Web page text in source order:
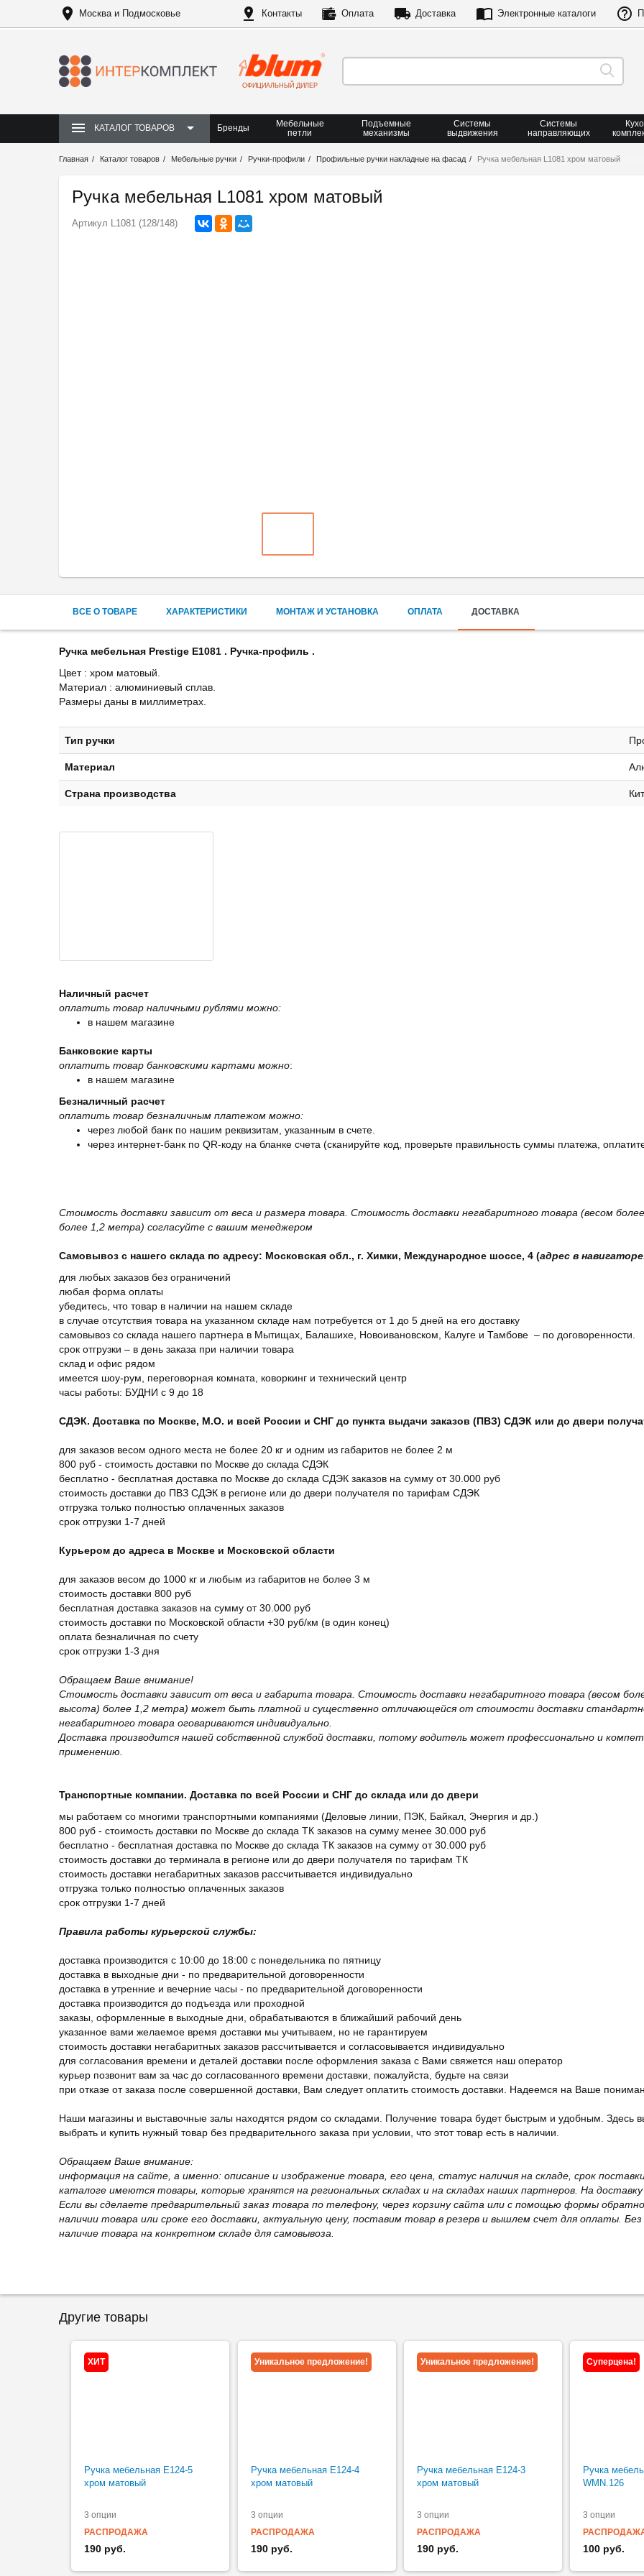
Москва и Подмосковье Контакты Оплата Доставка Электронные каталоги
ОФИЦИАЛЬНЫЙ ДИЛЕР
КАТАЛОГ ТОВАРОВ Бренды
Мебельные
петли
Подъемные
механизмы
Системы
выдвижения
Системы
направляющих
Главная Каталог товаров Мебельные ручки Ручки-профили Профильные ручки накладные на фасад Ручка мебельная L1081 хром матовый
Ручка мебельная L1081 хром матовый
Артикул L1081 (128/148)
ВСЕ О ТОВАРЕ ХАРАКТЕРИСТИКИ МОНТАЖ И УСТАНОВКА ОПЛАТА ДОСТАВКА
Ручка мебельная Prestige Е1081 . Ручка-профиль .
Цвет : хром матовый.
Материал : алюминиевый сплав.
Размеры даны в миллиметрах.
Тип ручки
Материал
Страна производства
Наличный расчет
оплатить товар наличными рублями можно:
в нашем магазине
Банковские карты
оплатить товар банковскими картами можно:
в нашем магазине
Безналичный расчет
оплатить товар безналичным платежом можно:
через любой банк по нашим реквизитам, указанным в счете.
через интернет-банк по QR-коду на бланке счета (сканируйте код, проверьте правильность суммы платежа,
Стоимость доставки зависит от веса и размера товара. Стоимость доставки негабаритного товара (весом
более 1,2 метра) согласуйте с вашим менеджером
Самовывоз с нашего склада по адресу: Московская обл., г. Химки, Международное шоссе, 4 (адрес в
для любых заказов без ограничений
любая форма оплаты
убедитесь, что товар в наличии на нашем складе
в случае отсутствия товара на указанном складе нам потребуется от 1 до 5 дней на его доставку
самовывоз со склада нашего партнера в Мытищах, Балашихе, Новоивановском, Калуге и Тамбове – по договоренности.
срок отгрузки – в день заказа при наличии товара
склад и офис рядом
имеется шоу-рум, переговорная комната, коворкинг и технический центр
часы работы: БУДНИ с 9 до 18
СДЭК. Доставка по Москве, М.О. и всей России и СНГ до пункта выдачи заказов (ПВЗ) СДЭК или до двери
для заказов весом одного места не более 20 кг и одним из габаритов не более 2 м
800 руб - стоимость доставки по Москве до склада СДЭК
бесплатно - бесплатная доставка по Москве до склада СДЭК заказов на сумму от 30.000 руб
стоимость доставки до ПВЗ СДЭК в регионе или до двери получателя по тарифам СДЭК
отгрузка только полностью оплаченных заказов
срок отгрузки 1-7 дней
Курьером до адреса в Москве и Московской области
для заказов весом до 1000 кг и любым из габаритов не более 3 м
стоимость доставки 800 руб
бесплатная доставка заказов на сумму от 30.000 руб
стоимость доставки по Московской области +30 руб/км (в один конец)
оплата безналичная по счету
срок отгрузки 1-3 дня
Обращаем Ваше внимание!
Стоимость доставки зависит от веса и габарита товара. Стоимость доставки негабаритного товара (весом
высота) более 1,2 метра) может быть платной и существенно отличающейся от стоимости доставки
негабаритного товара оговариваются индивидуально.
Доставка производится нашей собственной службой доставки, потому водитель может профессионально и
применению.
Транспортные компании. Доставка по всей России и СНГ до склада или до двери
мы работаем со многими транспортными компаниями (Деловые линии, ПЭК, Байкал, Энергия и др.)
800 руб - стоимость доставки по Москве до склада ТК заказов на сумму менее 30.000 руб
бесплатно - бесплатная доставка по Москве до склада ТК заказов на сумму от 30.000 руб
стоимость доставки до терминала в регионе или до двери получателя по тарифам ТК
стоимость доставки негабаритных заказов рассчитывается индивидуально
отгрузка только полностью оплаченных заказов
срок отгрузки 1-7 дней
Правила работы курьерской службы:
доставка производится с 10:00 до 18:00 с понедельника по пятницу
доставка в выходные дни - по предварительной договоренности
доставка в утренние и вечерние часы - по предварительной договоренности
доставка производится до подъезда или проходной
заказы, оформленные в выходные дни, обрабатываются в ближайший рабочий день
указанное вами желаемое время доставки мы учитываем, но не гарантируем
стоимость доставки негабаритных заказов рассчитывается и согласовывается индивидуально
для согласования времени и деталей доставки после оформления заказа с Вами свяжется наш оператор
курьер позвонит вам за час до согласованного времени доставки, пожалуйста, будьте на связи
при отказе от заказа после совершенной доставки, Вам следует оплатить стоимость доставки. Надеемся на Ваше
Наши магазины и выставочные залы находятся рядом со складами. Получение товара будет быстрым и удобным. Здесь
выбрать и купить нужный товар без предварительного заказа при условии, что этот товар есть в наличии.
Обращаем Ваше внимание:
информация на сайте, а именно: описание и изображение товара, его цена, статус наличия на складе, срок
каталоге имеются товары, которые хранятся на региональных складах и на складах наших партнеров. На
Если вы сделаете предварительный заказ товара по телефону, через корзину сайта или с помощью формы
наличии товара или сроке его доставки, актуальную цену, поставим товар в резерв и вышлем счет для оплаты.
наличие товара на конкретном складе для самовывоза.
Другие товары
ХИТ
Ручка мебельная Е124-5
хром матовый
3 опции
РАСПРОДАЖА
190 руб.
Уникальное предложение!
Ручка мебельная Е124-4
хром матовый
3 опции
РАСПРОДАЖА
190 руб.
Уникальное предложение!
Ручка мебельная Е124-3
хром матовый
3 опции
РАСПРОДАЖА
190 руб.
Суперцена!
Ручка
WMN.126
3 опции
100 руб.